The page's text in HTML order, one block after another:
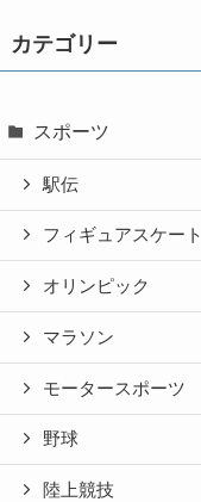
カテゴリー
スポーツ
駅伝
フィギュアスケート
オリンピック
マラソン
モータースポーツ
野球
陸上競技